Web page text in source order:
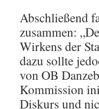
Abschließend
zusammen:
Wirkens der
dazu sollte
von OB
Kommission
Diskurs und